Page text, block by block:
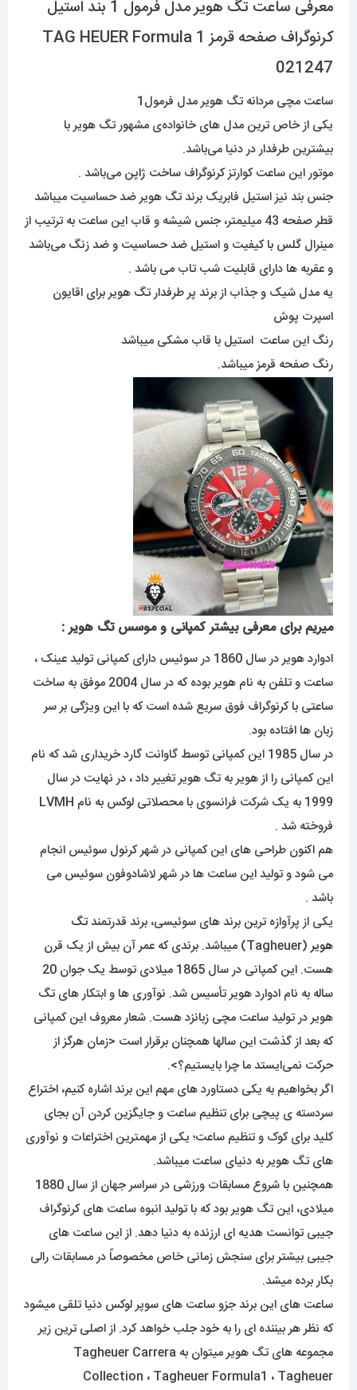
معرفی ساعت تگ هویر مدل فرمول 1 بند استیل
کرنوگراف صفحه قرمز TAG HEUER Formula 1
021247
ساعت مچی مردانه تگ هویر مدل فرمول1
یکی از خاص ترین مدل های خانواده‌ی مشهور تگ هویر با
بیشترین طرفدار در دنیا می‌باشد.
موتور این ساعت کوارتز کرنوگراف ساخت ژاپن می‌باشد .
جنس بند نیز استیل فابریک برند تگ هویر ضد حساسیت میباشد
قطر صفحه 43 میلیمتر، جنس شیشه و قاب این ساعت به ترتیب از
مینرال گلس با کیفیت و استیل ضد حساسیت و ضد زنگ می‌باشد
و عقربه ها دارای قابلیت شب تاب می باشد .
یه مدل شیک و جذاب از برند پر طرفدار تگ هویر برای اقایون
اسپرت پوش
رنگ این ساعت استیل با قاب مشکی میباشد
رنگ صفحه قرمز میباشد.
میریم برای معرفی بیشتر کمپانی و موسس تگ هویر :
ادوارد هویر در سال 1860 در سوئیس دارای کمپانی تولید عینک ،
ساعت و تلفن به نام هویر بوده که در سال 2004 موفق به ساخت
ساعتی با کرنوگراف فوق سریع شده است که با این ویژگی بر سر
زبان ها افتاده بود.
در سال 1985 این کمپانی توسط گاوانت گارد خریداری شد که نام
این کمپانی را از هویر به تگ هویر تغییر داد ، در نهایت در سال
1999 به یک شرکت فرانسوی با محصلاتی لوکس به نام LVMH
فروخته شد .
هم اکنون طراحی های این کمپانی در شهر کرنول سوئیس انجام
می شود و تولید این ساعت ها در شهر لاشادوفون سوئیس می
باشد .
یکی از پرآوازه ترین برند های سوئیسی، برند قدرتمندتگ
هویر
(Tagheuer) میباشد. برندی که عمر آن بیش از یک قرن
هست. این کمپانی در سال 1865 میلادی توسط یک جوان 20
ساله به نام ادوارد هویر تأسیس شد. نوآوری ها و ابتکار های تگ
هویر در تولید ساعت مچی زبانزد هست. شعار معروف این کمپانی
که بعد از گذشت این سالها همچنان برقرار است <زمان هرگز از
حرکت نمی‌ایستد ما چرا بایستیم؟>.
اگر بخواهیم به یکی دستاورد های مهم این برند اشاره کنیم، اختراع
سردسته ی پیچی برای تنظیم ساعت و جایگزین کردن آن بجای
کلید برای کوک و تنظیم ساعت؛ یکی از مهمترین اختراعات و نوآوری
های تگ هویر به دنیای ساعت میباشد.
همچنین با شروع مسابقات ورزشی در سراسر جهان از سال 1880
میلادی، این تگ هویر بود که با تولید انبوه ساعت های کرنوگراف
جیبی توانست هدیه ای ارزنده به دنیا دهد. از این ساعت های
جیبی بیشتر برای سنجش زمانی خاص مخصوصاً در مسابقات رالی
بکار برده میشد.
ساعت های این برند جزو ساعت های سوپر لوکس دنیا تلقی میشود
که نظر هر بیننده ای را به خود جلب خواهد کرد. از اصلی ترین زیر
مجموعه های تگ هویر میتوان به Tagheuer Carrera
Collection ، Tagheuer Formula1 ، Tagheuer